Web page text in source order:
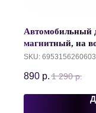
Автомобильный
магнитный, на
SUGX-A0S
SKU: 6953156260603
890 р. 1 290 р.